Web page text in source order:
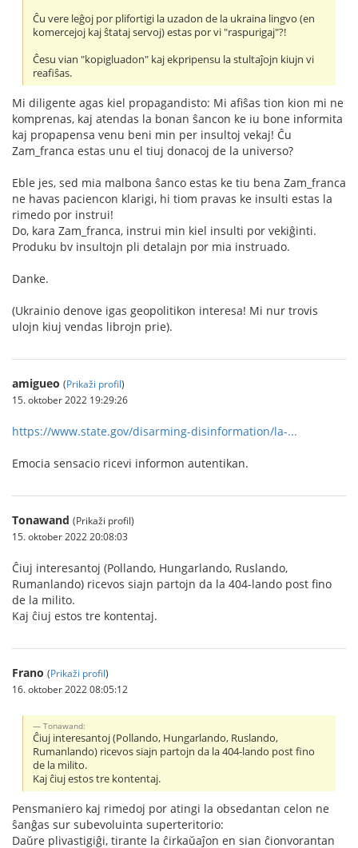
Ĉu vere leĝoj por plifortigi la uzadon de la ukraina lingvo (en
komercejoj kaj ŝtataj servoj) estas por vi "raspurigaj"?!
Ĉesu vian "kopigluadon" kaj ekpripensu la stultaĵojn kiujn vi
reafiŝas.
Mi diligente agas kiel propagandisto: Mi afiŝas tion kion mi ne
komprenas, kaj atendas la bonan ŝancon ke iu bone informita
kaj propapensa venu beni min per insultoj vekaj! Ĉu
Zam_franca estas unu el tiuj donacoj de la universo?
Eble jes, sed mia malbona ŝanco estas ke tiu bena Zam_franca
ne havas paciencon klarigi, hi tiom pravas ke insulti estas la
rimedo por instrui!
Do, kara Zam_franca, instrui min kiel insulti por vekiĝinti.
Produku bv insultojn pli detalajn por mia instruado.
Danke.
(Ukrainio denove igas geopolitikon interesa! Mi nur trovis
ulojn kiuj vendas librojn prie).
amigueo (Prikaži profil)
15. oktober 2022 19:29:26
https://www.state.gov/disarming-disinformation/la-...
Emocia sensacio ricevi informon autentikan.
Tonawand (Prikaži profil)
15. oktober 2022 20:08:03
Ĉiuj interesantoj (Pollando, Hungarlando, Ruslando,
Rumanlando) ricevos siajn partojn da la 404-lando post fino
de la milito.
Kaj ĉiuj estos tre kontentaj.
Frano (Prikaži profil)
16. oktober 2022 08:05:12
Tonawand:
Ĉiuj interesantoj (Pollando, Hungarlando, Ruslando,
Rumanlando) ricevos siajn partojn da la 404-lando post fino
de la milito.
Kaj ĉiuj estos tre kontentaj.
Pensmaniero kaj rimedoj por atingi la obsedantan celon ne
ŝanĝas sur subevoluinta superteritorio:
Daŭre plivastigiĝi, tirante la ĉirkaŭaĵon en sian ĉionvorantan